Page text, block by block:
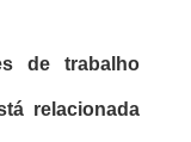
de trabalho
relacionada